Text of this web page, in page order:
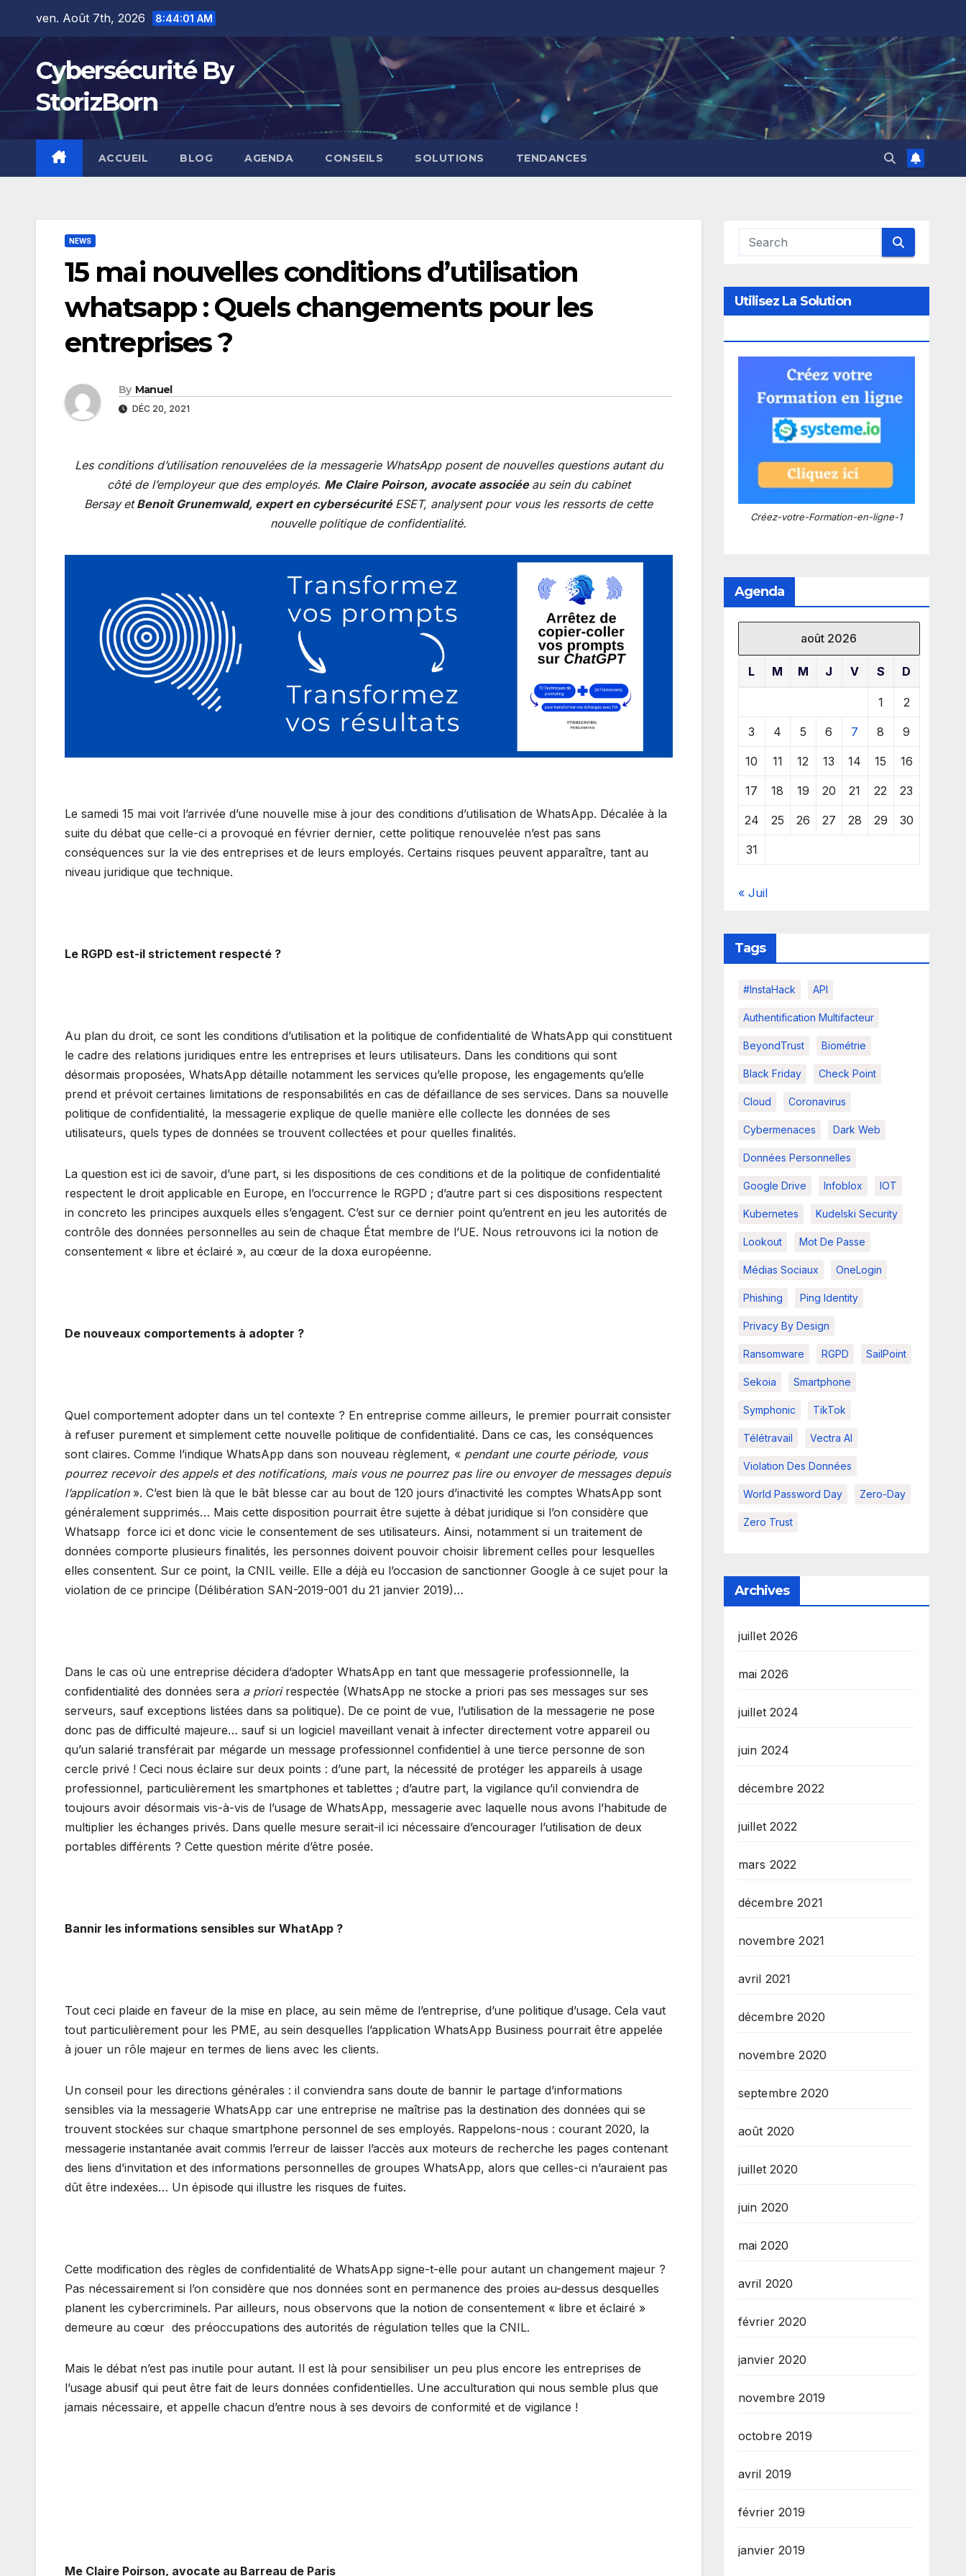
content
ven. Août 7th, 2026 8:44:01 AM
Cybersécurité By
StorizBorn
ACCUEIL BLOG AGENDA CONSEILS SOLUTIONS TENDANCES
NEWS
15 mai nouvelles conditions d’utilisation
whatsapp : Quels changements pour les
entreprises ?
By Manuel
DÉC 20, 2021
Les conditions d’utilisation renouvelées de la messagerie WhatsApp posent de nouvelles questions autant du
côté de l’employeur que des employés. Me Claire Poirson, avocate associée au sein du cabinet
Bersay etBenoit Grunemwald, expert en cybersécurité ESET, analysent pour vous les ressorts de cette
nouvelle politique de confidentialité.
Le samedi 15 mai voit l’arrivée d’une nouvelle mise à jour des conditions d’utilisation de WhatsApp. Décalée à la
suite du débat que celle-ci a provoqué en février dernier, cette politique renouvelée n’est pas sans
conséquences sur la vie des entreprises et de leurs employés. Certains risques peuvent apparaître, tant au
niveau juridique que technique.
Le RGPD est-il strictement respecté ?
Au plan du droit, ce sont les conditions d’utilisation et la politique de confidentialité de WhatsApp qui constituent
le cadre des relations juridiques entre les entreprises et leurs utilisateurs. Dans les conditions qui sont
désormais proposées, WhatsApp détaille notamment les services qu’elle propose, les engagements qu’elle
prend et prévoit certaines limitations de responsabilités en cas de défaillance de ses services. Dans sa nouvelle
politique de confidentialité, la messagerie explique de quelle manière elle collecte les données de ses
utilisateurs, quels types de données se trouvent collectées et pour quelles finalités.
La question est ici de savoir, d’une part, si les dispositions de ces conditions et de la politique de confidentialité
respectent le droit applicable en Europe, en l’occurrence le RGPD ; d’autre part si ces dispositions respectent
in concreto les principes auxquels elles s’engagent. C’est sur ce dernier point qu’entrent en jeu les autorités de
contrôle des données personnelles au sein de chaque État membre de l’UE. Nous retrouvons ici la notion de
consentement « libre et éclairé », au cœur de la doxa européenne.
De nouveaux comportements à adopter ?
Quel comportement adopter dans un tel contexte ? En entreprise comme ailleurs, le premier pourrait consister
à refuser purement et simplement cette nouvelle politique de confidentialité. Dans ce cas, les conséquences
sont claires. Comme l’indique WhatsApp dans son nouveau règlement, « pendant une courte période, vous
pourrez recevoir des appels et des notifications, mais vous ne pourrez pas lire ou envoyer de messages depuis
l’application». C’est bien là que le bât blesse car au bout de 120 jours d’inactivité les comptes WhatsApp sont
généralement supprimés… Mais cette disposition pourrait être sujette à débat juridique si l’on considère que
Whatsapp force ici et donc vicie le consentement de ses utilisateurs. Ainsi, notamment si un traitement de
données comporte plusieurs finalités, les personnes doivent pouvoir choisir librement celles pour lesquelles
elles consentent. Sur ce point, la CNIL veille. Elle a déjà eu l’occasion de sanctionner Google à ce sujet pour la
violation de ce principe (Délibération SAN-2019-001 du 21 janvier 2019)…
Dans le cas où une entreprise décidera d’adopter WhatsApp en tant que messagerie professionnelle, la
confidentialité des données sera a priorirespectée (WhatsApp ne stocke a priori pas ses messages sur ses
serveurs, sauf exceptions listées dans sa politique). De ce point de vue, l’utilisation de la messagerie ne pose
donc pas de difficulté majeure… sauf si un logiciel maveillant venait à infecter directement votre appareil ou
qu’un salarié transférait par mégarde un message professionnel confidentiel à une tierce personne de son
cercle privé ! Ceci nous éclaire sur deux points : d’une part, la nécessité de protéger les appareils à usage
professionnel, particulièrement les smartphones et tablettes ; d’autre part, la vigilance qu’il conviendra de
toujours avoir désormais vis-à-vis de l’usage de WhatsApp, messagerie avec laquelle nous avons l’habitude de
multiplier les échanges privés. Dans quelle mesure serait-il ici nécessaire d’encourager l’utilisation de deux
portables différents ? Cette question mérite d’être posée.
Bannir les informations sensibles sur WhatApp ?
Tout ceci plaide en faveur de la mise en place, au sein même de l’entreprise, d’une politique d’usage. Cela vaut
tout particulièrement pour les PME, au sein desquelles l’application WhatsApp Business pourrait être appelée
à jouer un rôle majeur en termes de liens avec les clients.
Un conseil pour les directions générales : il conviendra sans doute de bannir le partage d’informations
sensibles via la messagerie WhatsApp car une entreprise ne maîtrise pas la destination des données qui se
trouvent stockées sur chaque smartphone personnel de ses employés. Rappelons-nous : courant 2020, la
messagerie instantanée avait commis l’erreur de laisser l’accès aux moteurs de recherche les pages contenant
des liens d’invitation et des informations personnelles de groupes WhatsApp, alors que celles-ci n’auraient pas
dût être indexées… Un épisode qui illustre les risques de fuites.
Cette modification des règles de confidentialité de WhatsApp signe-t-elle pour autant un changement majeur ?
Pas nécessairement si l’on considère que nos données sont en permanence des proies au-dessus desquelles
planent les cybercriminels. Par ailleurs, nous observons que la notion de consentement « libre et éclairé »
demeure au cœur des préoccupations des autorités de régulation telles que la CNIL.
Mais le débat n’est pas inutile pour autant. Il est là pour sensibiliser un peu plus encore les entreprises de
l’usage abusif qui peut être fait de leurs données confidentielles. Une acculturation qui nous semble plus que
jamais nécessaire, et appelle chacun d’entre nous à ses devoirs de conformité et de vigilance !
Me Claire Poirson, avocate au Barreau de Paris
Utilisez La Solution
Créez-votre-Formation-en-ligne-1
Agenda
août 2026
L M M J V S D
1 2
3 4 5 6 7 8 9
10 11 12 13 14 15 16
17 18 19 20 21 22 23
24 25 26 27 28 29 30
31
« Juil
Tags
#InstaHack API
Authentification Multifacteur
BeyondTrust Biométrie
Black Friday Check Point
Cloud Coronavirus
Cybermenaces Dark Web
Données Personnelles
Google Drive Infoblox IOT
Kubernetes Kudelski Security
Lookout Mot De Passe
Médias Sociaux OneLogin
Phishing Ping Identity
Privacy By Design
Ransomware RGPD SailPoint
Sekoia Smartphone
Symphonic TikTok
Télétravail Vectra AI
Violation Des Données
World Password Day Zero-Day
Zero Trust
Archives
juillet 2026
mai 2026
juillet 2024
juin 2024
décembre 2022
juillet 2022
mars 2022
décembre 2021
novembre 2021
avril 2021
décembre 2020
novembre 2020
septembre 2020
août 2020
juillet 2020
juin 2020
mai 2020
avril 2020
février 2020
janvier 2020
novembre 2019
octobre 2019
avril 2019
février 2019
janvier 2019